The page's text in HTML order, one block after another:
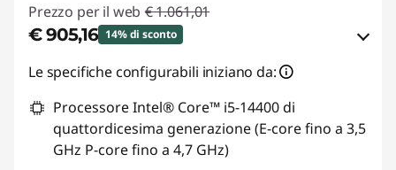
Prezzo per il web € 1.061,01
€ 905,16 14% di sconto
Risparmi eCoupon :-€ 155,85
Usa il coupon :THINKDEAL
Le specifiche configurabili iniziano da:
Processore Intel® Core™ i5-14400 di
quattordicesima generazione (E-core fino a 3,5
GHz P-core fino a 4,7 GHz)